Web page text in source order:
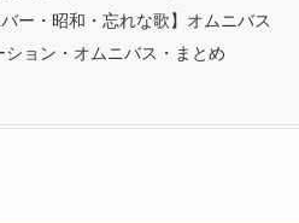
ー・昭和・忘れな歌】オムニバス
ョン・オムニバス・まとめ